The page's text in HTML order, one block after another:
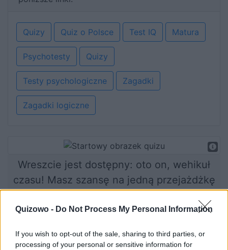
Quizowo - Do Not Process My Personal Information
If you wish to opt-out of the sale, sharing to third parties, or
processing of your personal or sensitive information for
Quizy Quiz o Polsce Test IQ Matura
Psychotesty Quizy
Testy psychologiczne Zagadki
Zagadki logiczne
Wreszcie jest dostępny: oto on, wehikuł
czasu! Masz szansę na jedną przejażdżkę
wyprawa?